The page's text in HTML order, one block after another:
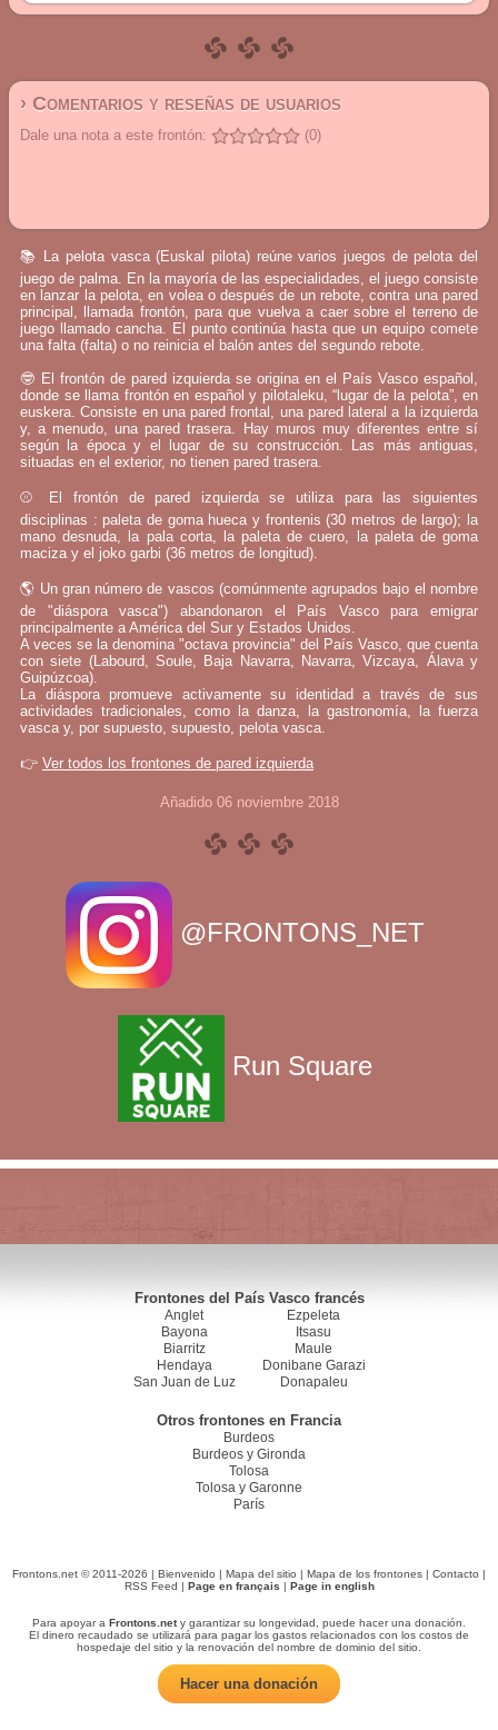
› Comentarios y reseñas de usuarios
Dale una nota a este frontón: (0)
📚 La pelota vasca (Euskal pilota) reúne varios juegos de pelota del
juego de palma. En la mayoría de las especialidades, el juego consiste
en lanzar la pelota, en volea o después de un rebote, contra una pared
principal, llamada frontón, para que vuelva a caer sobre el terreno de
juego llamado cancha. El punto continúa hasta que un equipo comete
una falta (falta) o no reinicia el balón antes del segundo rebote.
🤓 El frontón de pared izquierda se origina en el País Vasco español,
donde se llama frontón en español y pilotaleku, “lugar de la pelota”, en
euskera. Consiste en una pared frontal, una pared lateral a la izquierda
y, a menudo, una pared trasera. Hay muros muy diferentes entre sí
según la época y el lugar de su construcción. Las más antiguas,
situadas en el exterior, no tienen pared trasera.
⚾ El frontón de pared izquierda se utiliza para las siguientes
disciplinas : paleta de goma hueca y frontenis (30 metros de largo); la
mano desnuda, la pala corta, la paleta de cuero, la paleta de goma
maciza y el joko garbi (36 metros de longitud).
🌎 Un gran número de vascos (comúnmente agrupados bajo el nombre
de "diáspora vasca") abandonaron el País Vasco para emigrar
principalmente a América del Sur y Estados Unidos.
A veces se la denomina "octava provincia" del País Vasco, que cuenta
con siete (Labourd, Soule, Baja Navarra, Navarra, Vizcaya, Álava y
Guipúzcoa).
La diáspora promueve activamente su identidad a través de sus
actividades tradicionales, como la danza, la gastronomía, la fuerza
vasca y, por supuesto, supuesto, pelota vasca.
👉 Ver todos los frontones de pared izquierda
Añadido 06 noviembre 2018
@FRONTONS_NET
Run Square
Frontones del País Vasco francés
Anglet
Bayona
Biarritz
Hendaya
San Juan de Luz
Ezpeleta
Itsasu
Maule
Donibane Garazi
Donapaleu
Otros frontones en Francia
Burdeos
Burdeos y Gironda
Tolosa
Tolosa y Garonne
París
Frontons.net © 2011-2026 | Bienvenido | Mapa del sitio | Mapa de los frontones | Contacto |
RSS Feed | Page en français | Page in english
Para apoyar a Frontons.nety garantizar su longevidad, puede hacer una donación.
El dinero recaudado se utilizará para pagar los gastos relacionados con los costos de
hospedaje del sitio y la renovación del nombre de dominio del sitio.
Hacer una donación